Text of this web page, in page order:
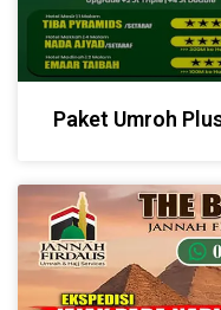
Paket Umroh